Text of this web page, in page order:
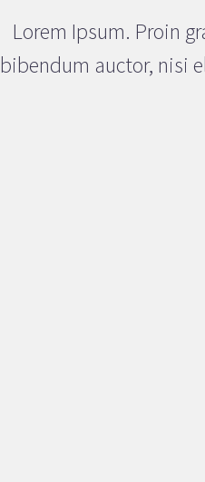
Lorem Ipsum. Proin
bibendum auctor, nisi